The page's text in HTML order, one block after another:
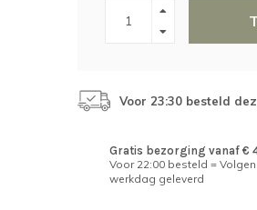
Voor 23:30 besteld
Gratis bezorging vanaf €
Voor 22:00 besteld =
werkdag geleverd